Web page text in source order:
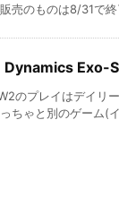
売のものは8/31で
Exo-
のプレイはデイリ
ちゃと別のゲーム(